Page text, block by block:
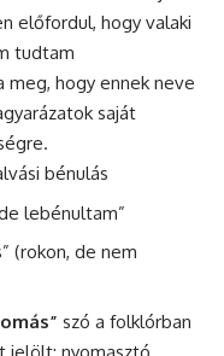
előfordul, hogy valaki
tudtam
meg, hogy ennek neve
saját
bénulás
lebénultam”
(rokon, de nem
szó a folklórban
jelölt: nyomasztó